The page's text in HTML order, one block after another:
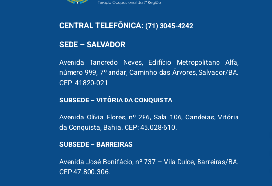
CENTRALTELEFÔNICA: (71) 3045-4242
SEDE – SALVADOR
Avenida Tancredo Neves, Edifício Metropolitano Alfa,
número 999, 7º andar, Caminho das Árvores, Salvador/BA.
CEP: 41820-021.
SUBSEDE – VITÓRIA DA CONQUISTA
Avenida Olívia Flores, nº 286, Sala 106, Candeias, Vitória
da Conquista, Bahia. CEP: 45.028-610.
SUBSEDE – BARREIRAS
Avenida José Bonifácio, nº 737 – Vila Dulce, Barreiras/BA.
CEP 47.800.306.